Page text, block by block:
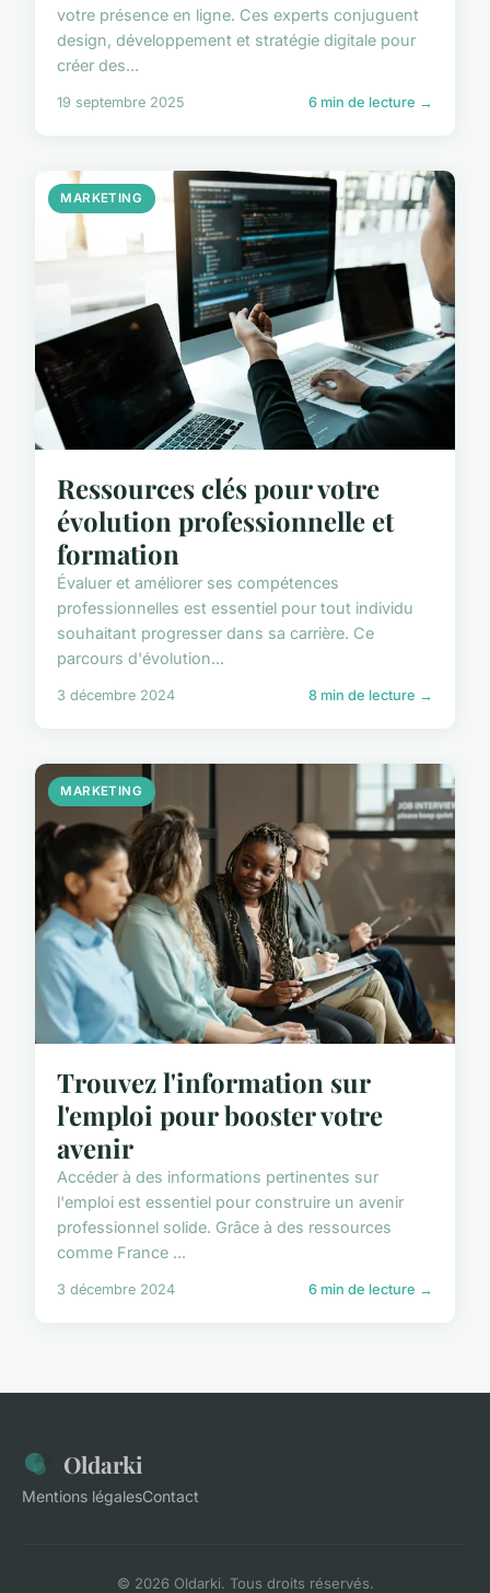
votre présence en ligne. Ces experts conjuguent
design, développement et stratégie digitale pour
créer des...
19 septembre 2025 6 min de lecture →
MARKETING
Ressources clés pour votre
évolution professionnelle et
formation
Évaluer et améliorer ses compétences
professionnelles est essentiel pour tout individu
souhaitant progresser dans sa carrière. Ce
parcours d'évolution...
3 décembre 2024 8 min de lecture →
MARKETING
Trouvez l'information sur
l'emploi pour booster votre
avenir
Accéder à des informations pertinentes sur
l'emploi est essentiel pour construire un avenir
professionnel solide. Grâce à des ressources
comme France ...
3 décembre 2024 6 min de lecture →
Oldarki
Mentions légalesContact
© 2026 Oldarki. Tous droits réservés.